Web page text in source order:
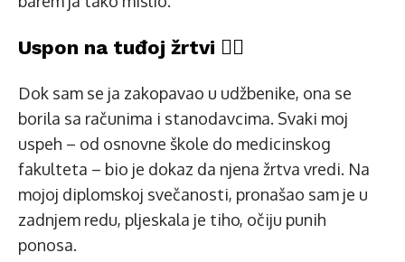
Uspon na tuđoj žrtvi 🧗‍♂️
Dok sam se ja zakopavao u udžbenike, ona se
borila sa računima i stanodavcima. Svaki moj
uspeh – od osnovne škole do medicinskog
fakulteta – bio je dokaz da njena žrtva vredi. Na
mojoj diplomskoj svečanosti, pronašao sam je u
zadnjem redu, pljeskala je tiho, očiju punih
ponosa.